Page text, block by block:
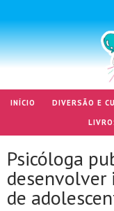
INÍCIO DIVERSÃO E
Psicóloga
de